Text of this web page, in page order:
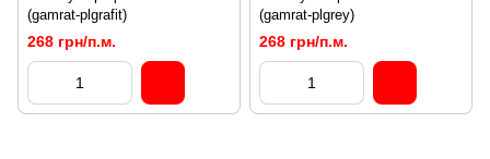
(gamrat-plgrafit)
268 грн/п.м.
(gamrat-plgrey)
268 грн/п.м.